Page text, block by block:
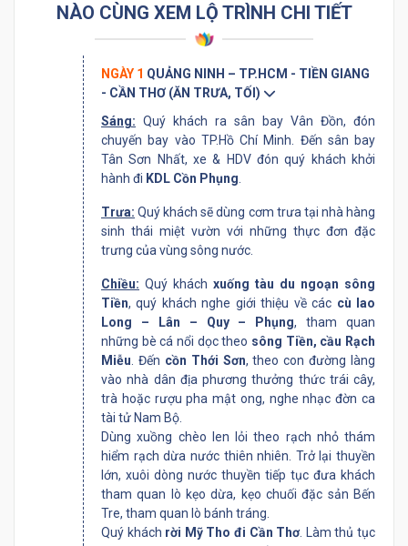
NÀO CÙNG XEM LỘ TRÌNH CHI TIẾT
NGÀY 1 QUẢNG NINH – TP.HCM - TIỀN GIANG
- CẦN THƠ (ĂN TRƯA, TỐI)
Sáng: Quý khách ra sân bay Vân Đồn, đón
chuyến bay vào TP.Hồ Chí Minh. Đến sân bay
Tân Sơn Nhất, xe & HDV đón quý khách khởi
hành đi KDL Cồn Phụng
Trưa: Quý khách sẽ dùng cơm trưa tại nhà hàng
sinh thái miệt vườn với những thực đơn đặc
trưng của vùng sông nước.
Chiều: Quý khách xuống tàu du ngoạn sông
Tiền, quý khách nghe giới thiệu về các cù lao
Long – Lân – Quy – Phụng, tham quan
những bè cá nổi dọc theo sông Tiền, cầu Rạch
Miễu . Đến cồn Thới Sơn, theo con đường làng
vào nhà dân địa phương thưởng thức trái cây,
trà hoặc rượu pha mật ong, nghe nhạc đờn ca
tài tử Nam Bộ.
Dùng xuồng chèo len lỏi theo rạch nhỏ thám
hiểm rạch dừa nước thiên nhiên. Trở lại thuyền
lớn, xuôi dòng nước thuyền tiếp tục đưa khách
tham quan lò kẹo dừa, kẹo chuối đặc sản Bến
Tre, tham quan lò bánh tráng.
Quý khách rời Mỹ Tho đi Cần Thơ. Làm thủ tục